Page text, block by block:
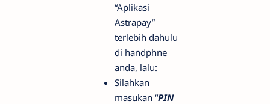
“Aplikasi
Astrapay”
terlebih dahulu
di handphne
anda, lalu:
Silahkan
masukan “PIN